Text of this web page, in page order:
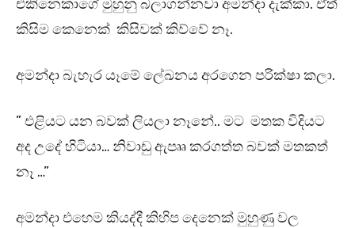
එකිනෙකාගේ මුහුනු බලාගන්නවා අමන්දා දැක්කා. ඒත්
කිසිම කෙනෙක් කිසිවක් කිව්වේ නෑ.
අමන්දා බැහැර යෑමේ ලේඛනය අරගෙන පරික්ෂා කලා.
” එළියට යන බවක් ලියලා නෑනේ.. මට මතක විදියට
අද උදේ හිටියා… නිවාඩු ඇපෲ කරගත්ත බවක් මතකත්
නෑ …”
අමන්දා එහෙම කියද්දී කිහිප දෙනෙක් මුහුණු වල